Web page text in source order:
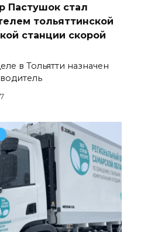
Пастушок стал
тольяттинской
станции скорой
в Тольятти назначен